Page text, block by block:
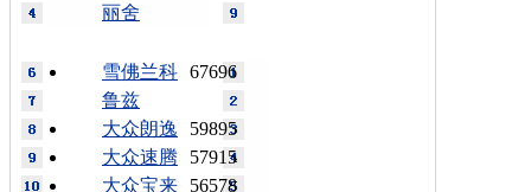
丽舍
67696
雪佛兰科
鲁兹
59895
大众朗逸
57915
大众速腾
56578
大众宝来